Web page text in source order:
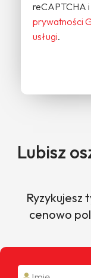
reCAPTCHA
prywatności
usługi.
Lubisz
Ryzykujesz
cenowo